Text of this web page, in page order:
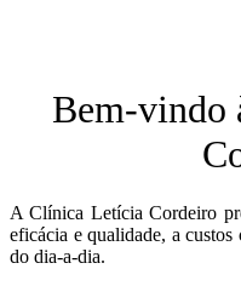
Bem-vindo
A Clínica Letícia Cordeiro
eficácia e qualidade, a custos
do dia-a-dia.